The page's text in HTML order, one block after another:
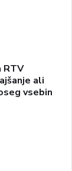
RTV
ali
vsebin